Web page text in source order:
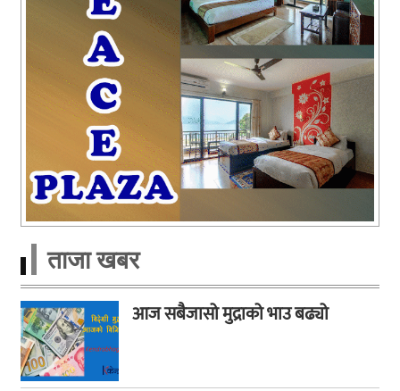
ताजा खबर
आज सबैजासो मुद्राको भाउ बढ्यो